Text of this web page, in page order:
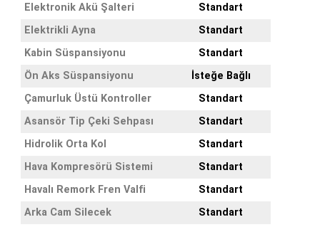
Elektronik Akü Şalteri
Standart
Elektrikli Ayna
Standart
Kabin Süspansiyonu
Standart
Ön Aks Süspansiyonu
İsteğe Bağlı
Çamurluk Üstü Kontroller
Standart
Asansör Tip Çeki Sehpası
Standart
Hidrolik Orta Kol
Standart
Hava Kompresörü Sistemi
Standart
Havalı Remork Fren Valfi
Standart
Arka Cam Silecek
Standart